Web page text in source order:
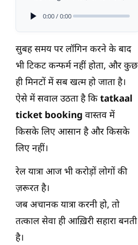
0:00 / 0:00
सुबह समय पर लॉगिन करने के बाद
भी टिकट कन्फर्म नहीं होता, और कुछ
ही मिनटों में सब खत्म हो जाता है।
ऐसे में सवाल उठता है कि tatkaal
ticket booking वास्तव में
किसके लिए आसान है और किसके
लिए नहीं।
रेल यात्रा आज भी करोड़ों लोगों की
ज़रूरत है।
जब अचानक यात्रा करनी हो, तो
तत्काल सेवा ही आख़िरी सहारा बनती
है।